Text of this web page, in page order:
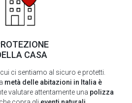
CASA
ci sentiamo al sicuro e protetti.
metà delle abitazioni in Italia è
valutare attentamente una polizza